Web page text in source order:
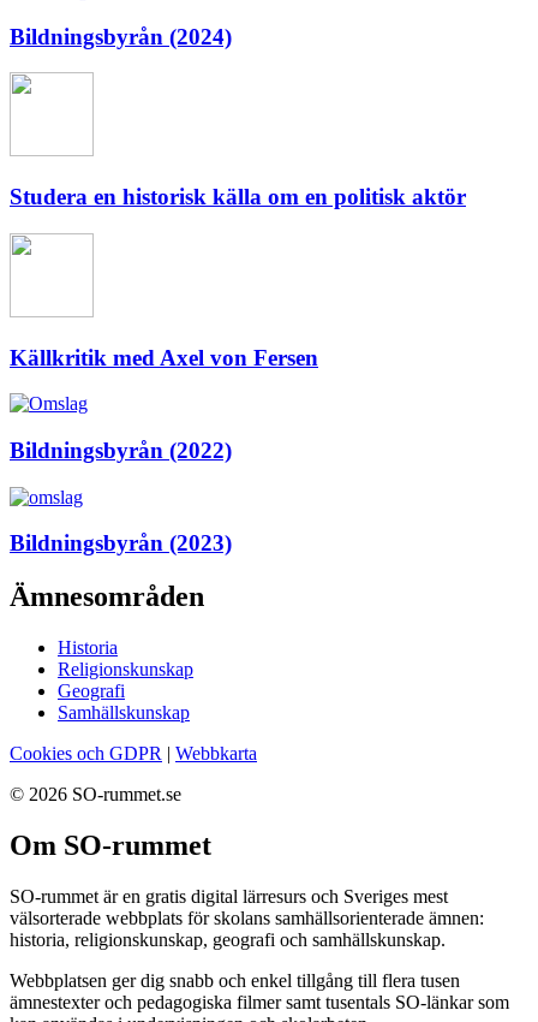
Bildningsbyrån (2024)
Studera en historisk källa om en politisk aktör
Källkritik med Axel von Fersen
Bildningsbyrån (2022)
Bildningsbyrån (2023)
Ämnesområden
Historia
Religionskunskap
Geografi
Samhällskunskap
Cookies och GDPR | Webbkarta
© 2026 SO-rummet.se
Om SO-rummet
SO-rummet är en gratis digital lärresurs och Sveriges mest
välsorterade webbplats för skolans samhällsorienterade ämnen:
historia, religionskunskap, geografi och samhällskunskap.
Webbplatsen ger dig snabb och enkel tillgång till flera tusen
ämnestexter och pedagogiska filmer samt tusentals SO-länkar som